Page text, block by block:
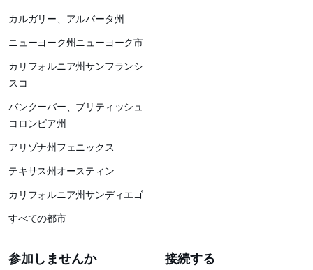
カルガリー、アルバータ州
ニューヨーク州ニューヨーク市
カリフォルニア州サンフランシ
スコ
バンクーバー、ブリティッシュ
コロンビア州
アリゾナ州フェニックス
テキサス州オースティン
カリフォルニア州サンディエゴ
すべての都市
参加しませんか 接続する